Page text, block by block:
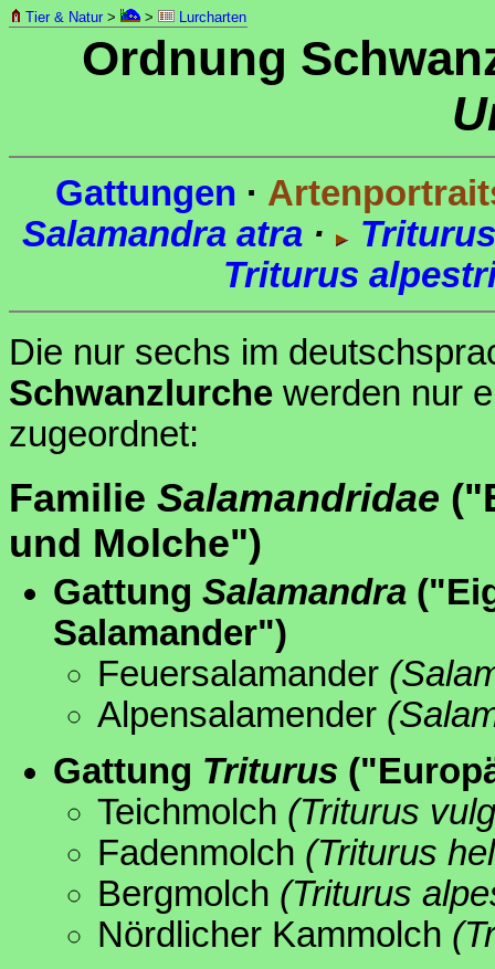
Tier & Natur> > Lurcharten
Ordnung
Gattungen ·
Salamandra atra ·
Triturus
Die nur sechs im
Schwanzlurche werden nur
zugeordnet:
Familie Salamandridae
und Molche")
Gattung Salamandra
Salamander")
Feuersalamander
Alpensalamender
Gattung Triturus
Teichmolch (Triturus
Fadenmolch (Triturus
Bergmolch (Triturus
Nördlicher Kammolch